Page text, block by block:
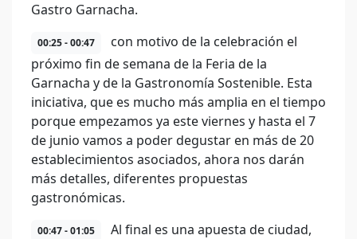
Gastro Garnacha.
00:25 - 00:47
con motivo de la celebración el
próximo fin de semana de la Feria de la
Garnacha y de la Gastronomía Sostenible. Esta
iniciativa, que es mucho más amplia en el tiempo
porque empezamos ya este viernes y hasta el 7
de junio vamos a poder degustar en más de 20
establecimientos asociados, ahora nos darán
más detalles, diferentes propuestas
gastronómicas.
00:47 - 01:05
Al final es una apuesta de ciudad,